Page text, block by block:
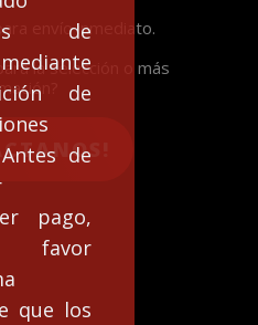
de
de
de
pago,
que los
envío inmediato.
la selección o más